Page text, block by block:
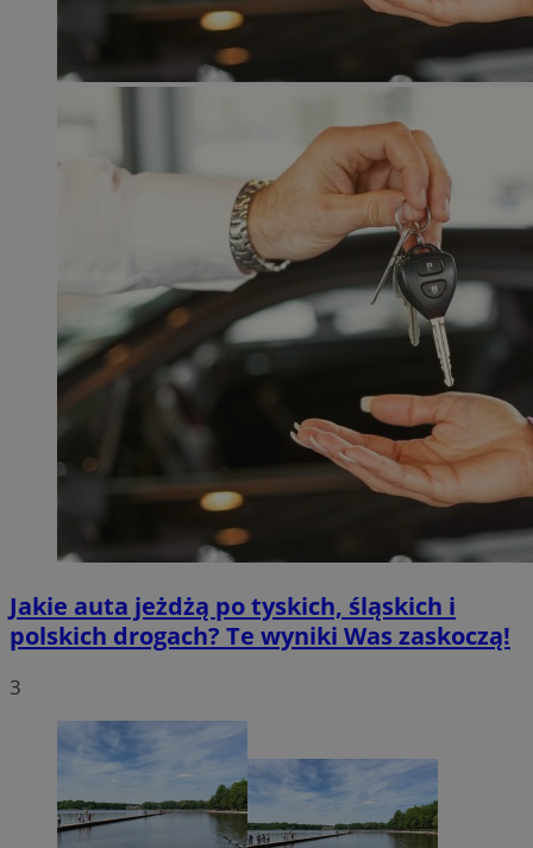
Jakie auta jeżdżą po tyskich, śląskich i
polskich drogach? Te wyniki Was zaskoczą!
3